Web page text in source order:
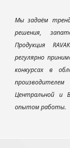
Мы задаём
решения,
Продукция
регулярно
конкурсах в
Центральной и
опытом работы.